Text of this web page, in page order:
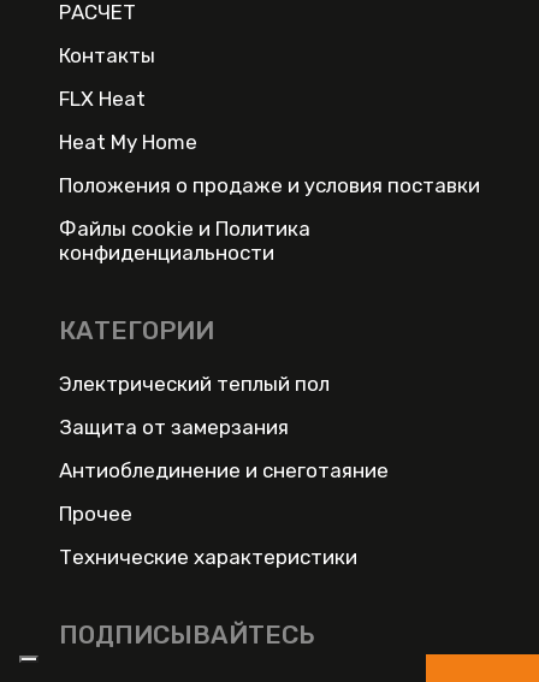
РАСЧЕТ
Контакты
FLX Heat
Heat My Home
Положения о продаже и условия поставки
Файлы cookie и Политика
конфиденциальности
КАТЕГОРИИ
Электрический теплый пол
Защита от замерзания
Антиоблединение и снеготаяние
Прочее
Технические характеристики
ПОДПИСЫВАЙТЕСЬ